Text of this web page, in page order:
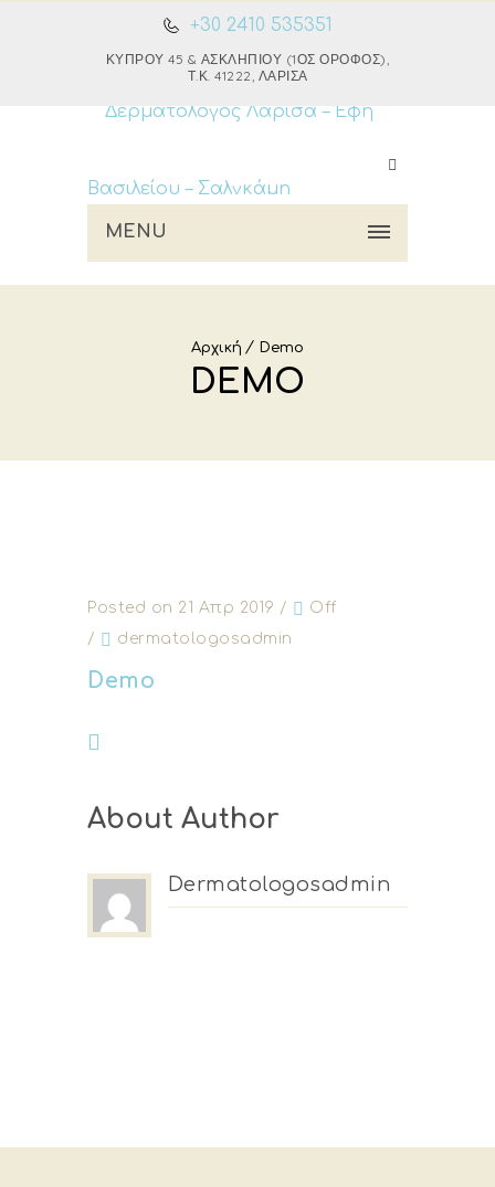
+30 2410 535351
ΚΎΠΡΟΥ 45 & ΑΣΚΛΗΠΙΟΎ (1ΟΣ ΌΡΟΦΟΣ),
Τ.Κ. 41222, ΛΆΡΙΣΑ
MENU
Αρχική Demo
DEMO
Posted on 21 Απρ 2019 /
Off
/
dermatologosadmin
Demo
About Author
Dermatologosadmin